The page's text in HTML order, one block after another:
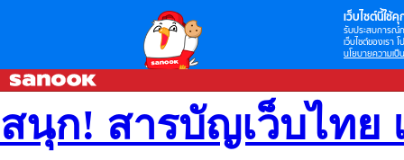
เว็บไซต์นี้ใช้คุ
รับประสบการณ์
เว็บไซต์ของเรา
นโยบายความเป็
สนุก! สารบัญเว็บไทย